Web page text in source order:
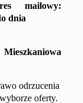
mailowy:
dnia
odrzucenia
oferty.